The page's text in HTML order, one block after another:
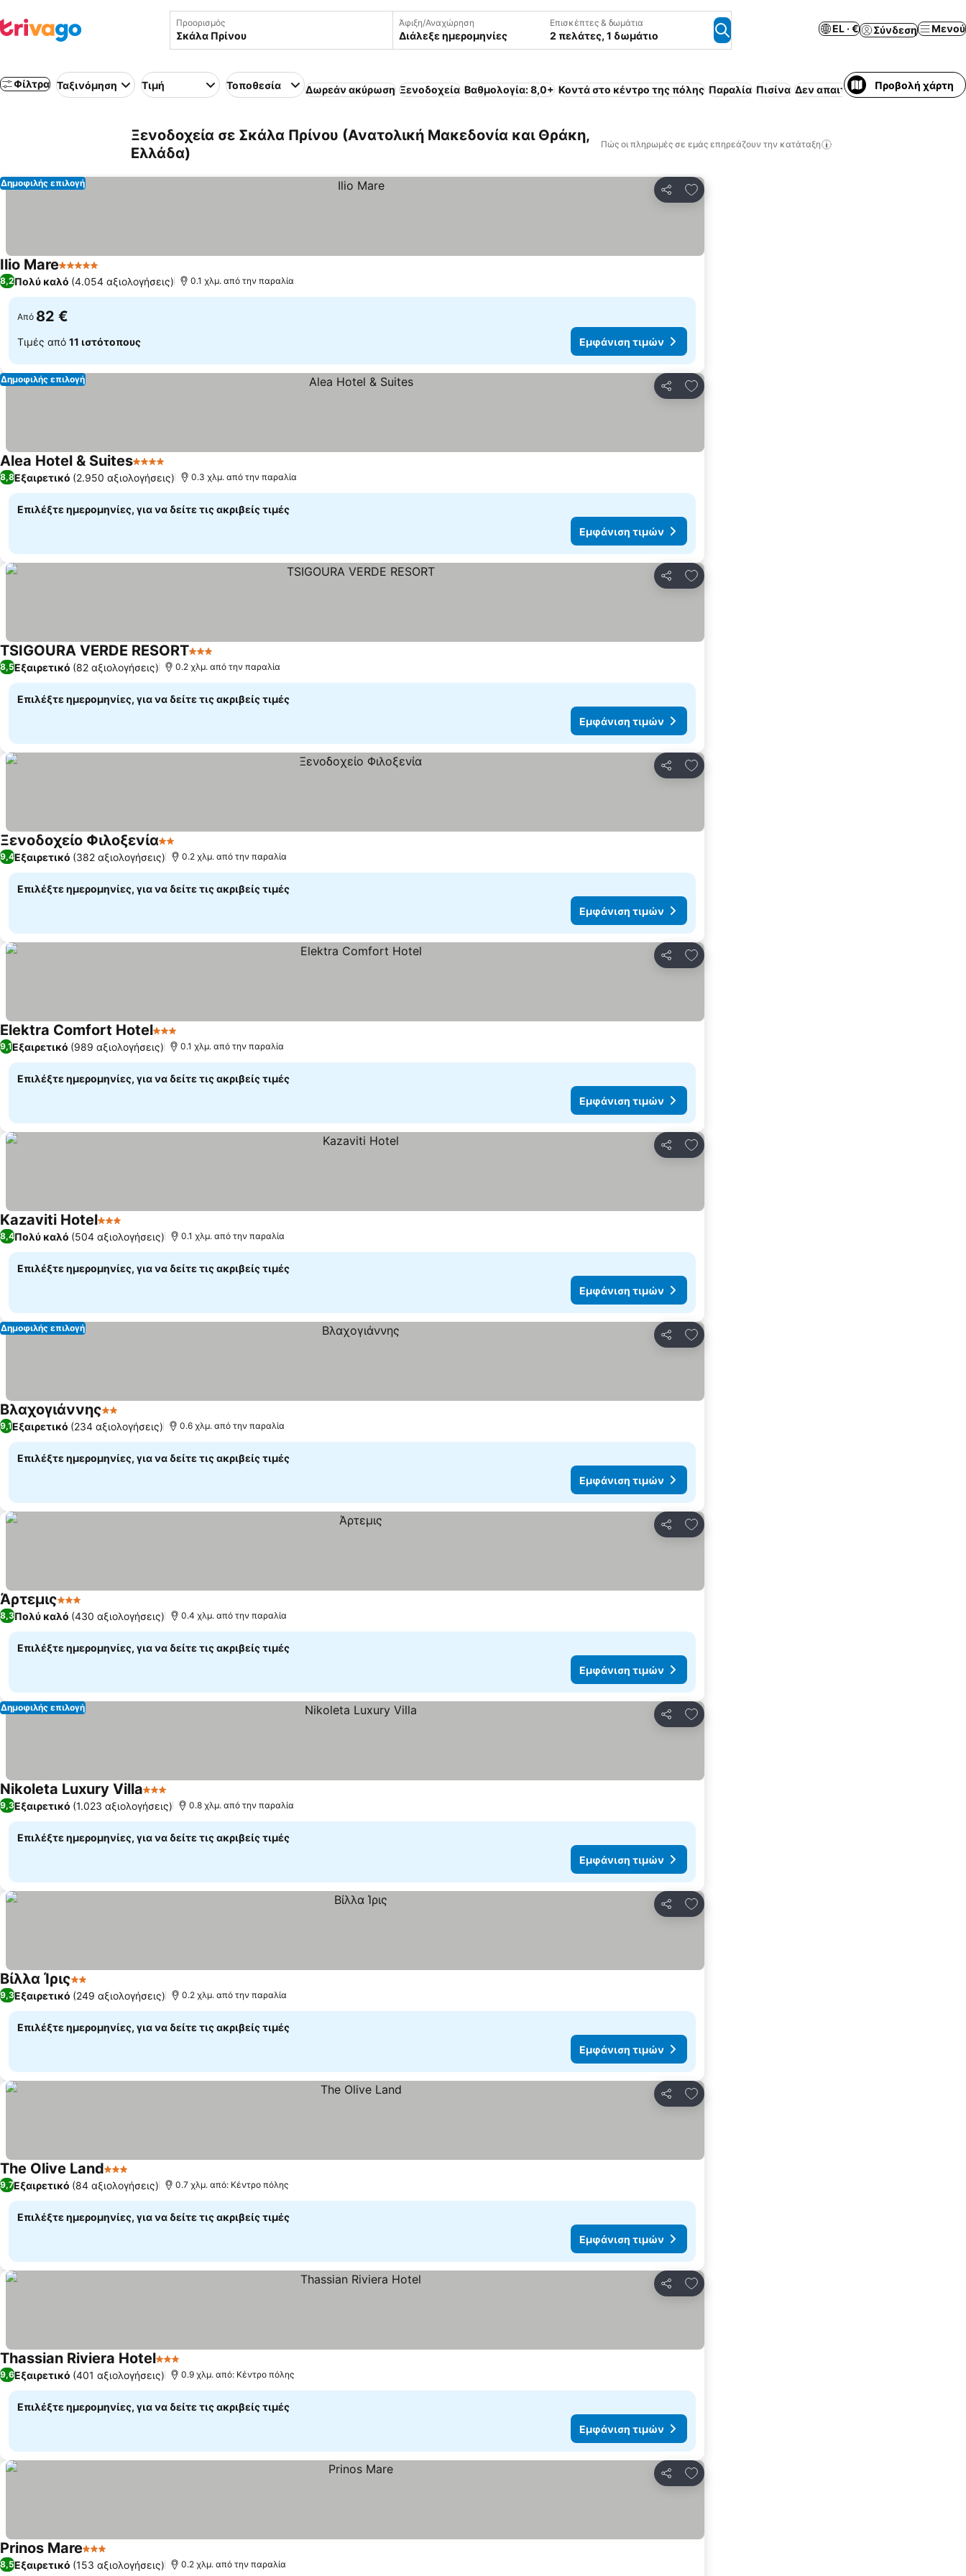
Προορισμός Άφιξη/Αναχώρηση
Διάλεξε ημερομηνίες
Επισκέπτες & δωμάτια
2 πελάτες, 1 δωμάτιο
EL · € Σύνδεση Μενού
Φίλτρα Ταξινόμηση Τιμή Τοποθεσία Δωρεάν ακύρωση Ξενοδοχεία Βαθμολογία: 8,0+ Κοντά στο κέντρο της πόλης Παραλία Πισίνα Δεν απαιτείται προπληρωμή
Προβολή χάρτη
Ξενοδοχεία σε Σκάλα Πρίνου (Ανατολική Μακεδονία και Θράκη,
Ελλάδα)
Πώς οι πληρωμές σε εμάς επηρεάζουν την κατάταξη
Κοινοποίηση
Προσθήκη στα αγαπημένα
Δημοφιλής επιλογή
Ilio Mare5 ΑστέριαΕμφάνιση τιμών
8,2Πολύ καλό (4.054 αξιολογήσεις) 0.1 χλμ. από την παραλία
Από 82 €
Τιμές από 11 ιστότοπους Εμφάνιση τιμών
Κοινοποίηση
Προσθήκη στα αγαπημένα
Δημοφιλής επιλογή
Alea Hotel & Suites4 ΑστέριαΕμφάνιση τιμών
8,8Εξαιρετικό (2.950 αξιολογήσεις) 0.3 χλμ. από την παραλία
Επιλέξτε ημερομηνίες, για να δείτε τις ακριβείς τιμές
Εμφάνιση τιμών
Κοινοποίηση
Προσθήκη στα αγαπημένα
TSIGOURA VERDE RESORT3 Αστέρια
8,5Εξαιρετικό (82 αξιολογήσεις) 0.2 χλμ. από την παραλία
Επιλέξτε ημερομηνίες, για να δείτε τις ακριβείς τιμές
Εμφάνιση τιμών
Κοινοποίηση
Προσθήκη στα αγαπημένα
Ξενοδοχείο Φιλοξενία2 Αστέρια
Εμφάνιση τιμών
9,4Εξαιρετικό (382 αξιολογήσεις) 0.2 χλμ. από την παραλία
Επιλέξτε ημερομηνίες, για να δείτε τις ακριβείς τιμές
Εμφάνιση τιμών
Κοινοποίηση
Προσθήκη στα αγαπημένα
Elektra Comfort Hotel3 Αστέρια
9,1Εξαιρετικό (989 αξιολογήσεις) 0.1 χλμ. από την παραλία
Επιλέξτε ημερομηνίες, για να δείτε τις ακριβείς τιμές
Εμφάνιση τιμών
Κοινοποίηση
Προσθήκη στα αγαπημένα
Kazaviti Hotel3 ΑστέριαΕμφάνιση τιμών
8,4Πολύ καλό (504 αξιολογήσεις) 0.1 χλμ. από την παραλία
Επιλέξτε ημερομηνίες, για να δείτε τις ακριβείς τιμές
Εμφάνιση τιμών
Κοινοποίηση
Προσθήκη στα αγαπημένα
Δημοφιλής επιλογή
Βλαχογιάννης2 ΑστέριαΕμφάνιση τιμών
9,1Εξαιρετικό (234 αξιολογήσεις) 0.6 χλμ. από την παραλία
Επιλέξτε ημερομηνίες, για να δείτε τις ακριβείς τιμές
Εμφάνιση τιμών
Κοινοποίηση
Προσθήκη στα αγαπημένα
Άρτεμις3 Αστέρια
8,3Πολύ καλό (430 αξιολογήσεις) 0.4 χλμ. από την παραλία
Επιλέξτε ημερομηνίες, για να δείτε τις ακριβείς τιμές
Εμφάνιση τιμών
Κοινοποίηση
Προσθήκη στα αγαπημένα
Δημοφιλής επιλογή
Nikoleta Luxury Villa3 ΑστέριαΕμφάνιση τιμών
9,3Εξαιρετικό (1.023 αξιολογήσεις) 0.8 χλμ. από την παραλία
Επιλέξτε ημερομηνίες, για να δείτε τις ακριβείς τιμές
Εμφάνιση τιμών
Κοινοποίηση
Προσθήκη στα αγαπημένα
Βίλλα Ίρις2 ΑστέριαΕμφάνιση τιμών
9,3Εξαιρετικό (249 αξιολογήσεις) 0.2 χλμ. από την παραλία
Επιλέξτε ημερομηνίες, για να δείτε τις ακριβείς τιμές
Εμφάνιση τιμών
Κοινοποίηση
Προσθήκη στα αγαπημένα
The Olive Land3 ΑστέριαΕμφάνιση τιμών
9,7Εξαιρετικό (84 αξιολογήσεις) 0.7 χλμ. από: Κέντρο πόλης
Επιλέξτε ημερομηνίες, για να δείτε τις ακριβείς τιμές
Εμφάνιση τιμών
Κοινοποίηση
Προσθήκη στα αγαπημένα
Thassian Riviera Hotel3 Αστέρια
9,6Εξαιρετικό (401 αξιολογήσεις) 0.9 χλμ. από: Κέντρο πόλης
Επιλέξτε ημερομηνίες, για να δείτε τις ακριβείς τιμές
Εμφάνιση τιμών
Κοινοποίηση
Προσθήκη στα αγαπημένα
Prinos Mare3 ΑστέριαΕμφάνιση τιμών
8,5Εξαιρετικό (153 αξιολογήσεις) 0.2 χλμ. από την παραλία